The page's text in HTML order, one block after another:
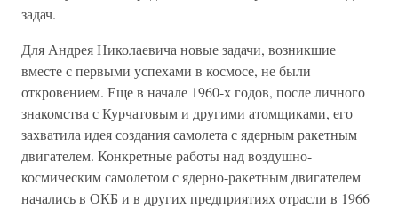
задач.
Для Андрея Николаевича новые задачи, возникшие
вместе с первыми успехами в космосе, не были
откровением. Еще в начале 1960-х годов, после личного
знакомства с Курчатовым и другими атомщиками, его
захватила идея создания самолета с ядерным ракетным
двигателем. Конкретные работы над воздушно-
космическим самолетом с ядерно-ракетным двигателем
начались в ОКБ и в других предприятиях отрасли в 1966